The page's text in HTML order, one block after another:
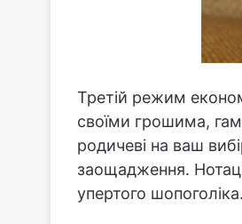
Третій режим
своїми грошима,
родичеві на ваш
заощадження.
упертого шопоголіка.